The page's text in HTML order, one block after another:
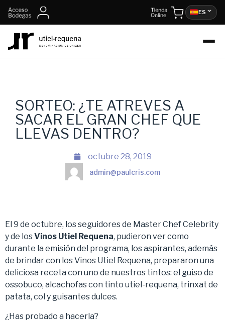
ES
SORTEO: ¿TE ATREVES A
SACAR EL GRAN CHEF QUE
LLEVAS DENTRO?
octubre 28, 2019
admin@paulcris.com
El 9 de octubre, los seguidores de Master Chef Celebrity
y de losVinos Utiel Requena, pudieron ver como
durante la emisión del programa, los aspirantes, además
de brindar con los Vinos Utiel Requena, prepararon una
deliciosa receta con uno de nuestros tintos: el guiso de
ossobuco, alcachofas con tinto utiel-requena, trinxat de
patata, col y guisantes dulces.
¿Has probado a hacerla?